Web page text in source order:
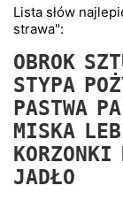
Lista słów
strawa":
OBROK
STYPA
PASTWA
MISKA
KORZONKI
JADŁO